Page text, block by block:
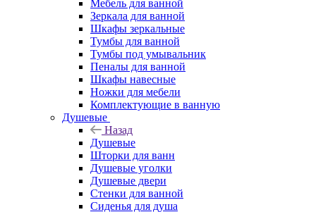
Мебель для ванной
Зеркала для ванной
Шкафы зеркальные
Тумбы для ванной
Тумбы под умывальник
Пеналы для ванной
Шкафы навесные
Ножки для мебели
Комплектующие в ванную
Душевые
Назад
Душевые
Шторки для ванн
Душевые уголки
Душевые двери
Стенки для ванной
Сиденья для душа